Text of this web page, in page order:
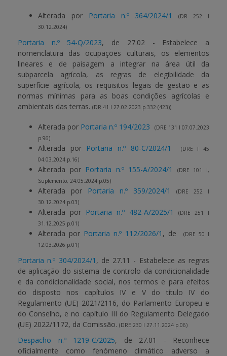
Alterada por Portaria n.º 364/2024/1
(DR 252 I
30.12.2024)
Portaria n.º 54-Q/2023, de 27.02 - Estabelece a
nomenclatura das ocupações culturais, os elementos
lineares e de paisagem a integrar na área útil da
subparcela agrícola, as regras de elegibilidade da
superfície agrícola, os requisitos legais de gestão e as
normas mínimas para as boas condições agrícolas e
ambientais das terras. (DR 41 I 27.02.2023 p.332-(423))
Alterada por Portaria n.º 194/2023
(DRE 131 I 07.07.2023
p.96)
Alterada por Portaria n.º 80-C/2024/1
(DRE I 45
04.03.2024 p.16)
Alterada por Portaria n.º 155-A/2024/1
(DRE 101 I,
Suplemento, 24.05.2024 p.05)
Alterada por Portaria n.º 359/2024/1
(DRE 252 I
30.12.2024 p.03)
Alterada por Portaria n.º 482-A/2025/1
(DRE 251 I
31.12.2025 p.01)
Alterada por Portaria n.º 112/2026/1 , de
(DRE 50 I
12.03.2026 p.01)
Portaria n.º 304/2024/1 , de 27.11 - Estabelece as regras
de aplicação do sistema de controlo da condicionalidade
e da condicionalidade social, nos termos e para efeitos
do disposto nos capítulos IV e V do título IV do
Regulamento (UE) 2021/2116, do Parlamento Europeu e
do Conselho, e no capítulo III do Regulamento Delegado
(UE) 2022/1172, da Comissão. (DRE 230 I 27.11.2024 p.06)
Despacho n.º 1219-C/2025, de 27.01 - Reconhece
oficialmente como fenómeno climático adverso a